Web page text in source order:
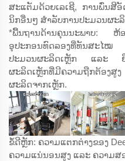
ສະແຕັມດ້ວຍເລເຊີ, ການພົ່ນສີ
ນິກອື່ນໆ ສຳລັບການປະມວນຜະ
*ພື້ນຖານດ້ານຄຸນນະພາບ: ຫ້
ອຸປະກອນທົດລອງທີ່ທັນສະໄໝ
ປະມວນຜະລິດເຫຼັກ ແລະ ຢືນ
ຜະລິດເຫຼັກທີ່ມີຄວາມຖືກຕ້ອງສູ
ຜະລິດຈາກເຫຼັກ.
ຂໍ້ດີຫຼັກ: ຄວາມແຕກຕ່າງຂອງ
ຄວາມແນ່ນອນສູງ ແລະ ຄວາມສ